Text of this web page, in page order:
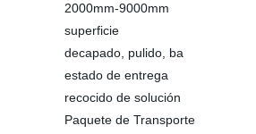
2000mm-9000mm
superficie
decapado, pulido, ba
estado de entrega
recocido de solución
Paquete de Transporte